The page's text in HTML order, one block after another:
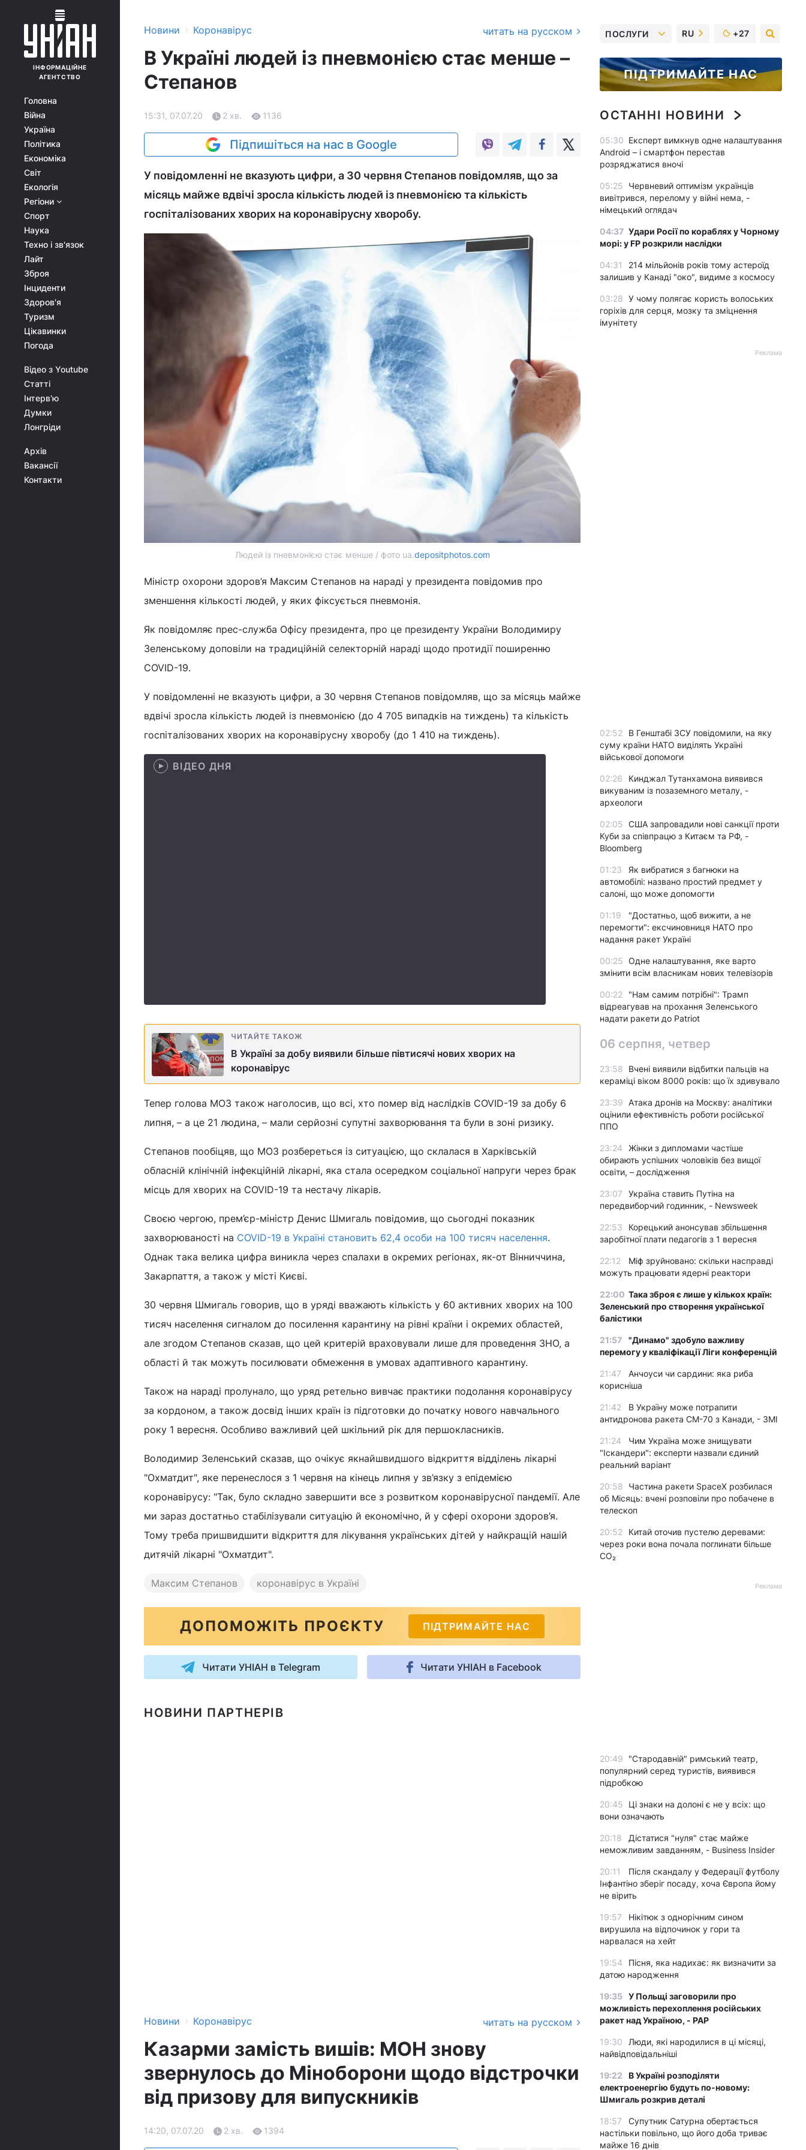
ІНФОРМАЦІЙНЕ
АГЕНТСТВО
Головна
Війна
Україна
Політика
Економіка
Світ
Екологія
Регіони
Спорт
Наука
Техно і зв'язок
Лайт
Зброя
Інциденти
Здоров'я
Туризм
Цікавинки
Погода
Відео з Youtube
Статті
Інтерв'ю
Думки
Лонгріди
Архів
Вакансії
Контакти
Новини › Коронавірус читать на русском
В Україні людей із пневмонією стає менше –
Степанов
15:31, 07.07.20 2 хв. 1136
Підпишіться на нас в Google
У повідомленні не вказують цифри, а 30 червня Степанов повідомляв, що за
місяць майже вдвічі зросла кількість людей із пневмонією та кількість
госпіталізованих хворих на коронавірусну хворобу.
Людей із пневмонією стає менше / фото ua.depositphotos.com
Міністр охорони здоров’я Максим Степанов на нараді у президента повідомив про
зменшення кількості людей, у яких фіксується пневмонія.
Як повідомляє прес-служба Офісу президента, про це президенту України Володимиру
Зеленському доповіли на традиційній селекторній нараді щодо протидії поширенню
COVID-19.
У повідомленні не вказують цифри, а 30 червня Степанов повідомляв, що за місяць майже
вдвічі зросла кількість людей із пневмонією (до 4 705 випадків на тиждень) та кількість
госпіталізованих хворих на коронавірусну хворобу (до 1 410 на тиждень).
ВІДЕО ДНЯ
ЧИТАЙТЕ ТАКОЖ
В Україні за добу виявили більше півтисячі нових хворих на
коронавірус
Тепер голова МОЗ також наголосив, що всі, хто помер від наслідків COVID-19 за добу 6
липня, – а це 21 людина, – мали серйозні супутні захворювання та були в зоні ризику.
Степанов пообіцяв, що МОЗ розбереться із ситуацією, що склалася в Харківській
обласній клінічній інфекційній лікарні, яка стала осередком соціальної напруги через брак
місць для хворих на COVID-19 та нестачу лікарів.
Своєю чергою, прем’єр-міністр Денис Шмигаль повідомив, що сьогодні показник
захворюваності на COVID-19 в Україні становить 62,4 особи на 100 тисяч населення.
Однак така велика цифра виникла через спалахи в окремих регіонах, як-от Вінниччина,
Закарпаття, а також у місті Києві.
30 червня Шмигаль говорив, що в уряді вважають кількість у 60 активних хворих на 100
тисяч населення сигналом до посилення карантину на рівні країни і окремих областей,
але згодом Степанов сказав, що цей критерій враховували лише для проведення ЗНО, а
області й так можуть посилювати обмеження в умовах адаптивного карантину.
Також на нараді пролунало, що уряд ретельно вивчає практики подолання коронавірусу
за кордоном, а також досвід інших країн із підготовки до початку нового навчального
року 1 вересня. Особливо важливий цей шкільний рік для першокласників.
Володимир Зеленський сказав, що очікує якнайшвидшого відкриття відділень лікарні
"Охматдит", яке перенеслося з 1 червня на кінець липня у зв’язку з епідемією
коронавірусу: "Так, було складно завершити все з розвитком коронавірусної пандемії. Але
ми зараз достатньо стабілізували ситуацію й економічно, й у сфері охорони здоров’я.
Тому треба пришвидшити відкриття для лікування українських дітей у найкращій нашій
дитячій лікарні "Охматдит".
Максим Степанов коронавірус в Україні
ДОПОМОЖІТЬ ПРОЄКТУ ПІДТРИМАЙТЕ НАС
Читати УНІАН в Telegram Читати УНІАН в Facebook
НОВИНИ ПАРТНЕРІВ
Новини › Коронавірус читать на русском
Казарми замість вишів: МОН знову
звернулось до Міноборони щодо відстрочки
від призову для випускників
14:20, 07.07.20 2 хв. 1394
ПОСЛУГИ RU +27
ПІДТРИМАЙТЕ НАС
ОСТАННІ НОВИНИ
05:30 Експерт вимкнув одне налаштування
Android – і смартфон перестав
розряджатися вночі
05:25
Червневий оптимізм українців
вивітрився, перелому у війні нема, -
німецький оглядач
04:37 Удари Росії по кораблях у Чорному
морі: у FP розкрили наслідки
04:31
214 мільйонів років тому астероїд
залишив у Канаді "око", видиме з космосу
03:28 У чому полягає користь волоських
горіхів для серця, мозку та зміцнення
імунітету
Реклама
02:52
В Генштабі ЗСУ повідомили, на яку
суму країни НАТО виділять Україні
військової допомоги
02:26
Кинджал Тутанхамона виявився
викуваним із позаземного металу, -
археологи
02:05 США запровадили нові санкції проти
Куби за співпрацю з Китаєм та РФ, -
Bloomberg
01:23
Як вибратися з багнюки на
автомобілі: названо простий предмет у
салоні, що може допомогти
01:19
"Достатньо, щоб вижити, а не
перемогти": ексчиновниця НАТО про
надання ракет Україні
00:25 Одне налаштування, яке варто
змінити всім власникам нових телевізорів
00:22
"Нам самим потрібні": Трамп
відреагував на прохання Зеленського
надати ракети до Patriot
06 серпня, четвер
23:58
Вчені виявили відбитки пальців на
кераміці віком 8000 років: що їх здивувало
23:39
Атака дронів на Москву: аналітики
оцінили ефективність роботи російської
ППО
23:24
Жінки з дипломами частіше
обирають успішних чоловіків без вищої
освіти, – дослідження
23:07
Україна ставить Путіна на
передвиборчий годинник, - Newsweek
22:53
Корецький анонсував збільшення
заробітної плати педагогів з 1 вересня
22:12
Міф зруйновано: скільки насправді
можуть працювати ядерні реактори
22:00 Така зброя є лише у кількох країн:
Зеленський про створення української
балістики
21:57
"Динамо" здобуло важливу
перемогу у кваліфікації Ліги конференцій
21:47
Анчоуси чи сардини: яка риба
корисніша
21:42
В Україну може потрапити
антидронова ракета CM-70 з Канади, - ЗМІ
21:24
Чим Україна може знищувати
"Іскандери": експерти назвали єдиний
реальний варіант
20:58
Частина ракети SpaceX розбилася
об Місяць: вчені розповіли про побачене в
телескоп
20:52
Китай оточив пустелю деревами:
через роки вона почала поглинати більше
CO₂
Реклама
20:49
"Стародавній" римський театр,
популярний серед туристів, виявився
підробкою
20:45
Ці знаки на долоні є не у всіх: що
вони означають
20:18
Дістатися "нуля" стає майже
неможливим завданням, - Business Insider
20:11
Після скандалу у Федерації футболу
Інфантіно зберіг посаду, хоча Європа йому
не вірить
19:57
Нікітюк з однорічним сином
вирушила на відпочинок у гори та
нарвалася на хейт
19:54
Пісня, яка надихає: як визначити за
датою народження
19:35 У Польщі заговорили про
можливість перехоплення російських
ракет над Україною, - PAP
19:30
Люди, які народилися в ці місяці,
найвідповідальніші
19:22
В Україні розподіляти
електроенергію будуть по-новому:
Шмигаль розкрив деталі
18:57
Супутник Сатурна обертається
настільки повільно, що його доба триває
майже 16 днів